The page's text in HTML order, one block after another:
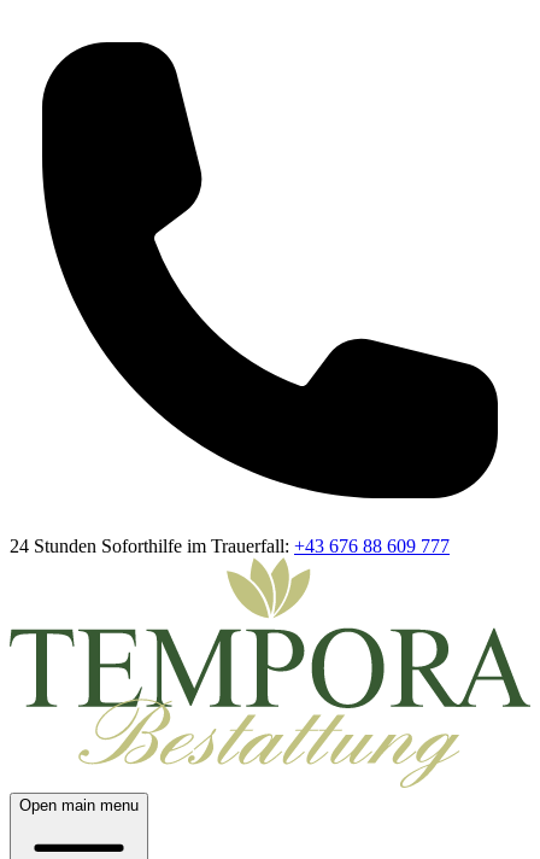
24 Stunden Soforthilfe im Trauerfall: +43 676 88 609 777
Open main menu